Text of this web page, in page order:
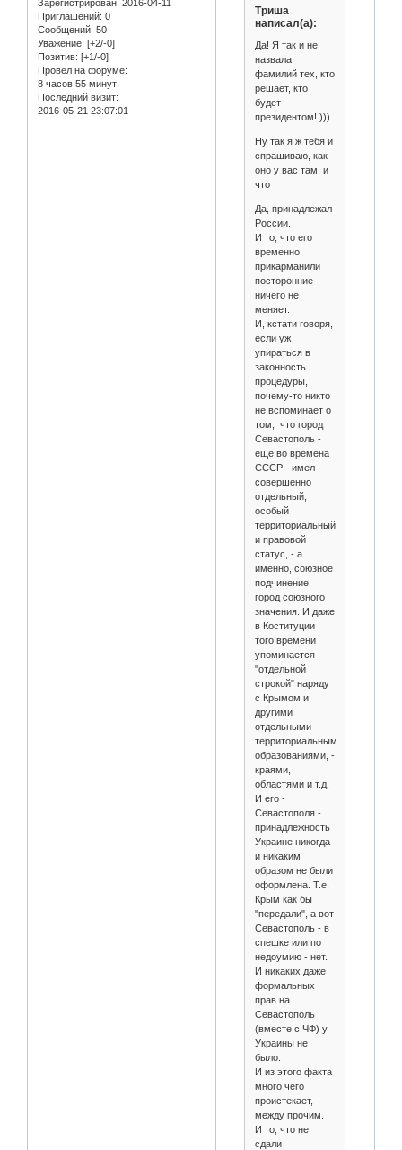
Зарегистрирован: 2016-04-11
Приглашений: 0
Сообщений: 50
Уважение: [+2/-0]
Позитив: [+1/-0]
Провел на форуме:
8 часов 55 минут
Последний визит:
2016-05-21 23:07:01
Триша
написал(а):
Да! Я так и не
назвала
фамилий тех, кто
решает, кто
будет
президентом! )))
Ну так я ж тебя и
спрашиваю, как
оно у вас там, и
что
Да, принадлежал
России.
И то, что его
временно
прикарманили
посторонние -
ничего не
меняет.
И, кстати говоря,
если уж
упираться в
законность
процедуры,
почему-то никто
не вспоминает о
том, что город
Севастополь -
ещё во времена
СССР - имел
совершенно
отдельный,
особый
территориальный
и правовой
статус, - а
именно, союзное
подчинение,
город союзного
значения. И даже
в Коституции
того времени
упоминается
"отдельной
строкой" наряду
с Крымом и
другими
отдельными
территориальными
образованиями, -
краями,
областями и т.д.
И его -
Севастополя -
принадлежность
Украине никогда
и никаким
образом не были
оформлена. Т.е.
Крым как бы
"передали", а вот
Севастополь - в
спешке или по
недоумию - нет.
И никаких даже
формальных
прав на
Севастополь
(вместе с ЧФ) у
Украины не
было.
И из этого факта
много чего
проистекает,
между прочим.
И то, что не
сдали